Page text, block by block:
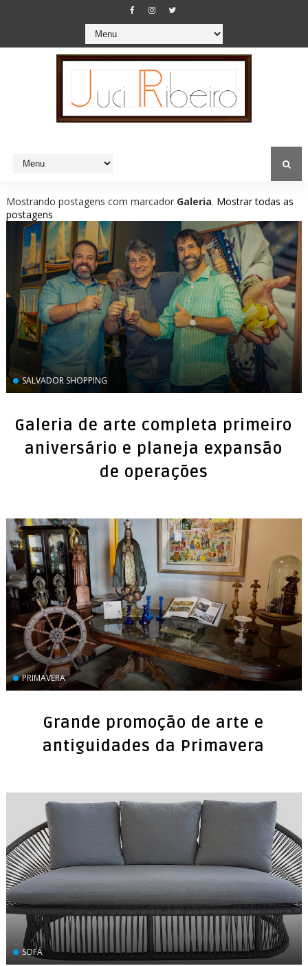
Mostrando postagens com marcador Galeria. Mostrar todas as
postagens
SALVADOR SHOPPING
Galeria de arte completa primeiro
aniversário e planeja expansão
de operações
PRIMAVERA
Grande promoção de arte e
antiguidades da Primavera
SOFÁ